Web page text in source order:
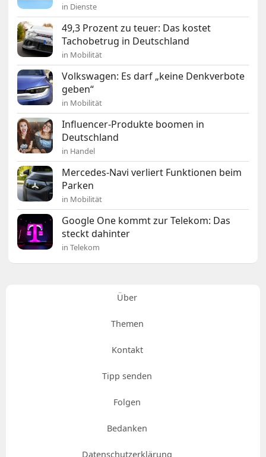
in Dienste
49,3 Prozent zu teuer: Das kostet
Tachobetrug in Deutschland
in Mobilität
Volkswagen: Es darf „keine Denkverbote
geben“
in Mobilität
Influencer-Produkte boomen in
Deutschland
in Handel
Mercedes-Navi verliert Funktionen beim
Parken
in Mobilität
Google One kommt zur Telekom: Das
steckt dahinter
in Telekom
Über
Themen
Kontakt
Tipp senden
Folgen
Bedanken
Datenschutzerklärung